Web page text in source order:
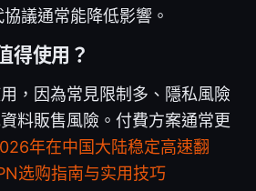
議通常能降低影響。
得使用？
，因為常見限制多、隱私風險
料販售風險。付費方案通常更
年在中国大陆稳定高速翻
选购指南与实用技巧